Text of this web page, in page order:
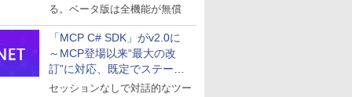
る。ベータ版は全機能が無償
「MCP C# SDK」がv2.0に
～MCP登場以来“最大の改
訂”に対応、既定でステート
レスへ
セッションなしで対話的なツー